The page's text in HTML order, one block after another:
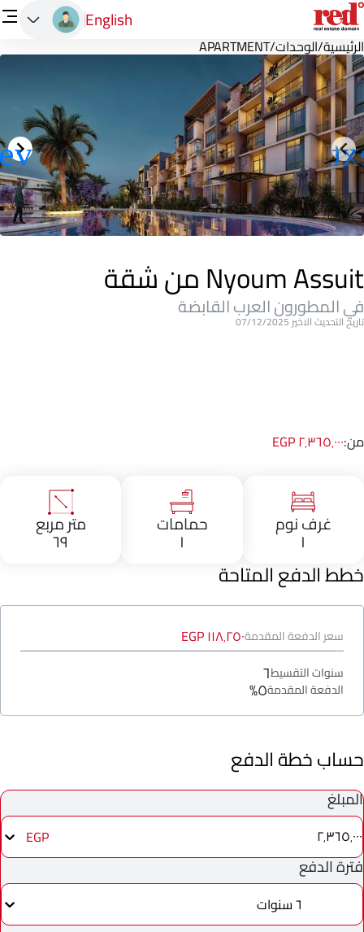
English
الرئيسية/الوحدات/
APARTMENT
Nyoum Assuit من شقة
في المطورون العرب القابضة
تاريخ التحديث الاخير 07/12/2025
من:٢٬٣٦٥٬٠٠٠ EGP
غرف نوم
١
حمامات
١
متر مربع
٦٩
خطط الدفع المتاحة
سعر الدفعة المقدمة١١٨٬٢٥٠ EGP
سنوات التقسيط٦
الدفعة المقدمة٥%
حساب خطة الدفع
المبلغ
٢٬٣٦٥٬٠٠٠ EGP
فترة الدفع
٦ سنوات